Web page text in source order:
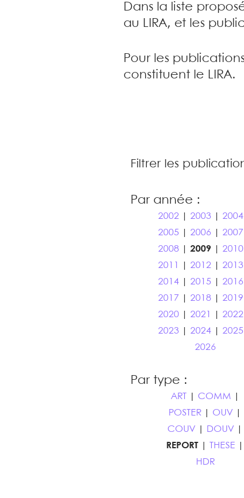
Dans la liste
au LIRA, et les
Pour les
constituent le LIRA.
Filtrer les
Par année :
2002 |2003 |2004
2005 |2006 |2007
2008 |2009 |2010
2011
|2012 |2013
2014 |2015 |2016
2017 |2018 |2019
2020 |2021 |2022
2023 |2024 |2025
2026
Par type :
ART COMM
POSTER
OUV
COUV
DOUV
REPORT
THESE
HDR